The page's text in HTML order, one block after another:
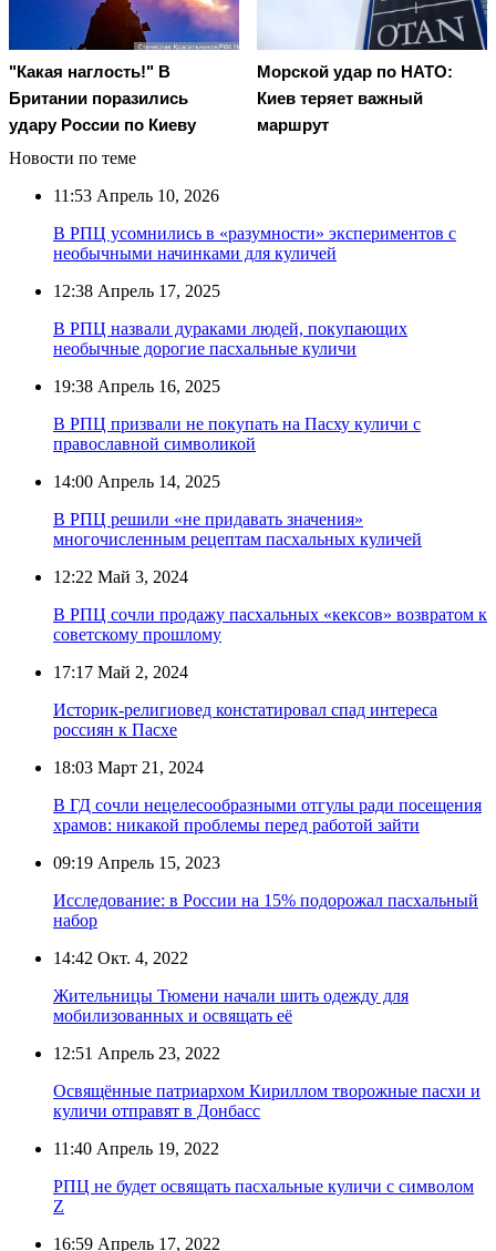
"Какая наглость!" В
Британии поразились
удару России по Киеву
Морской удар по НАТО:
Киев теряет важный
маршрут
Новости по теме
11:53 Апрель 10, 2026
В РПЦ усомнились в «разумности» экспериментов с
необычными начинками для куличей
12:38 Апрель 17, 2025
В РПЦ назвали дураками людей, покупающих
необычные дорогие пасхальные куличи
19:38 Апрель 16, 2025
В РПЦ призвали не покупать на Пасху куличи с
православной символикой
14:00 Апрель 14, 2025
В РПЦ решили «не придавать значения»
многочисленным рецептам пасхальных куличей
12:22 Май 3, 2024
В РПЦ сочли продажу пасхальных «кексов» возвратом к
советскому прошлому
17:17 Май 2, 2024
Историк-религиовед констатировал спад интереса
россиян к Пасхе
18:03 Март 21, 2024
В ГД сочли нецелесообразными отгулы ради посещения
храмов: никакой проблемы перед работой зайти
09:19 Апрель 15, 2023
Исследование: в России на 15% подорожал пасхальный
набор
14:42 Окт. 4, 2022
Жительницы Тюмени начали шить одежду для
мобилизованных и освящать её
12:51 Апрель 23, 2022
Освящённые патриархом Кириллом творожные пасхи и
куличи отправят в Донбасс
11:40 Апрель 19, 2022
РПЦ не будет освящать пасхальные куличи с символом
Z
16:59 Апрель 17, 2022